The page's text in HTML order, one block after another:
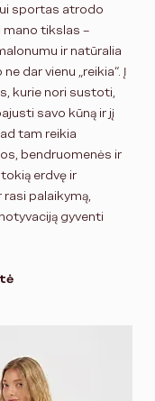
sportas atrodo
tikslas –
ir natūralia
dar vienu „reikia“. Į
kurie nori sustoti,
savo kūną ir jį
tam reikia
bendruomenės ir
erdvę ir
rasi palaikymą,
gyventi